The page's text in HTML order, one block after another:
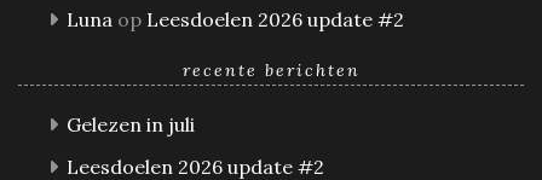
Luna op Leesdoelen 2026 update #2
recente berichten
Gelezen in juli
Leesdoelen 2026 update #2